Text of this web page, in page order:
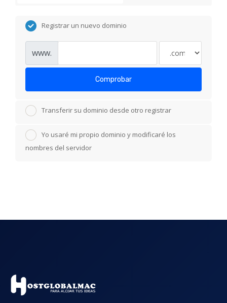
Registrar un nuevo dominio
www.
Comprobar
Transferir su dominio desde otro registrar
Yo usaré mi propio dominio y modificaré los
nombres del servidor